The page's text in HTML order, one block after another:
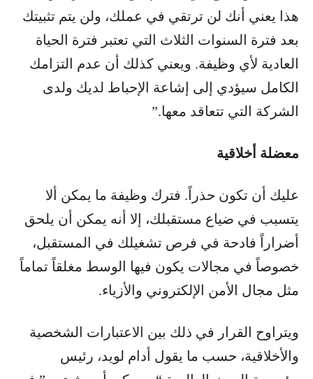
هذا يعني أنك لن ترتقي في عملك، ولن يتم تثبيتك
بعد فترة السنوات الثلاث التي تعتبر فترة الحياة
العادية لأي وظيفة. ويعني كذلك أن عدم التزامك
الكامل سيؤدي إلى إشاعة الإحباط لديك ولدى
الشركة التي تتعاقد معها.”
معضلة أخلاقية
عليك أن تكون حذراً. فترك وظيفة ما يمكن ألا
يتسبب في ضياع مستقبلك، إلا أنه يمكن أن يلحق
أضراراً فادحة في فرص تشغيلك في المستقبل،
خصوصاً في مجالات يكون فيها الوسط مغلقاً تماماً
مثل مجال الأمن الإلكتروني والأزياء.
ويتراوح القرار في ذلك بين الاعتبارات الشخصية
والأخلاقية، حسب ما يقول أدام لويد، رئيس